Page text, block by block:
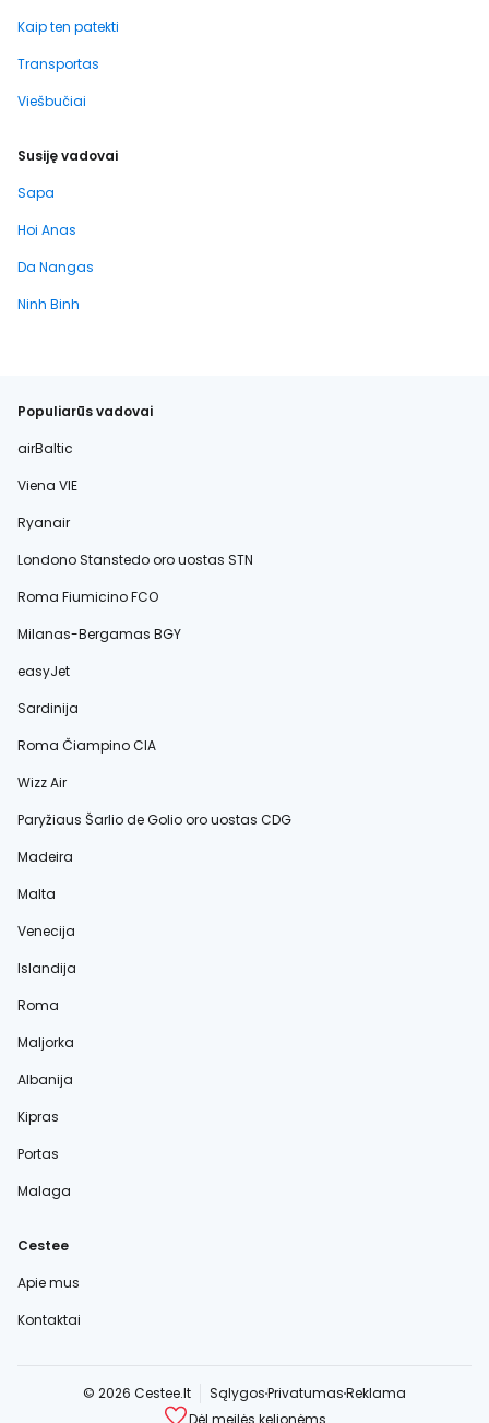
Kaip ten patekti
Transportas
Viešbučiai
Susiję vadovai
Sapa
Hoi Anas
Da Nangas
Ninh Binh
Populiarūs vadovai
airBaltic
Viena VIE
Ryanair
Londono Stanstedo oro uostas STN
Roma Fiumicino FCO
Milanas-Bergamas BGY
easyJet
Sardinija
Roma Čiampino CIA
Wizz Air
Paryžiaus Šarlio de Golio oro uostas CDG
Madeira
Malta
Venecija
Islandija
Roma
Maljorka
Albanija
Kipras
Portas
Malaga
Cestee
Apie mus
Kontaktai
© 2026 Cestee.lt SąlygosPrivatumasReklama
Dėl meilės kelionėms